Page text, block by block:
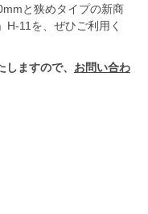
と狭めタイプの新商
」H-11を、ぜひご利用く
ますので、 お問い合わ